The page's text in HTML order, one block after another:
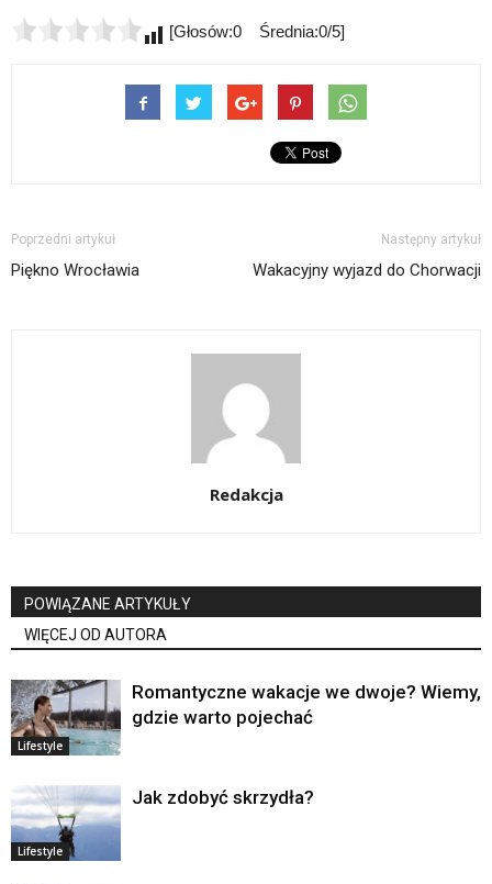
[Głosów:0 Średnia:0/5]
Poprzedni artykuł
Piękno Wrocławia
Następny artykuł
Wakacyjny wyjazd do Chorwacji
Redakcja
POWIĄZANE ARTYKUŁY
WIĘCEJ OD AUTORA
Lifestyle
Romantyczne wakacje we dwoje? Wiemy,
gdzie warto pojechać
Lifestyle
Jak zdobyć skrzydła?